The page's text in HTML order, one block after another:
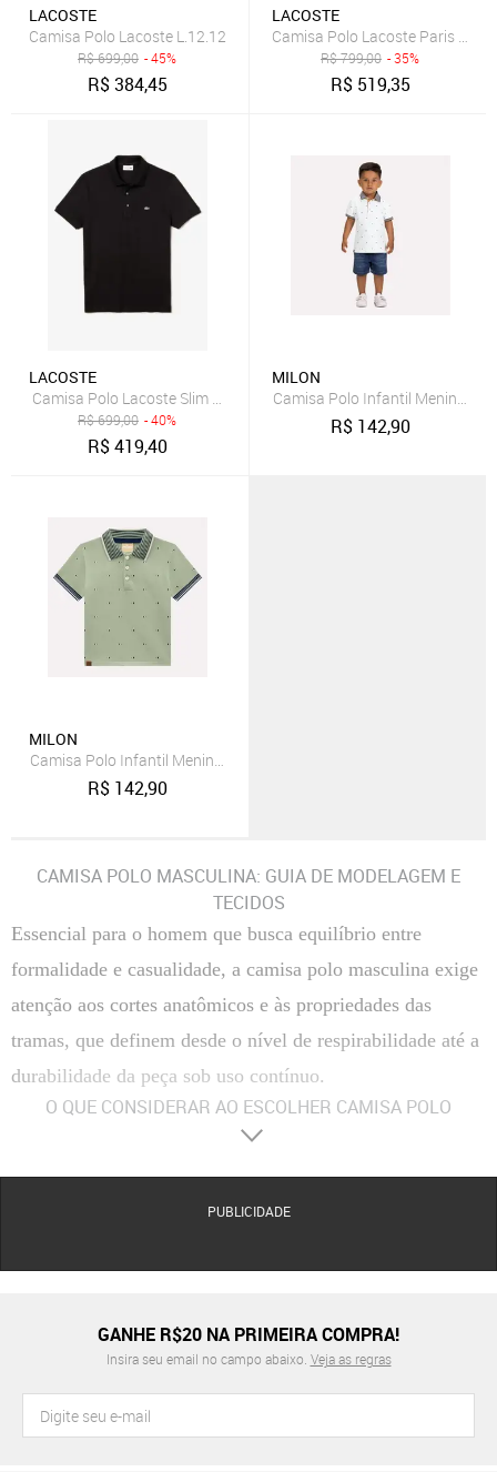
LACOSTE
Camisa Polo Lacoste L.12.12
R$699,00 - 45%
R$384,45
LACOSTE
Camisa Polo Lacoste Paris
R$799,00 - 35%
R$ 519,35
LACOSTE
Camisa Polo Lacoste Slim Fit Masculina em Petit piquet Stretch
R$699,00 - 40%
R$419,40
MILON
Camisa Polo Infantil Menino em
R$ 142,90
MILON
Camisa Polo Infantil Menino em Piquet Milon
R$ 142,90
CAMISA POLO MASCULINA: GUIA DE MODELAGEM E
TECIDOS
Essencial para o homem que busca equilíbrio entre
formalidade e casualidade, a camisa polo masculina exige
atenção aos cortes anatômicos e às propriedades das
tramas, que definem desde o nível de respirabilidade até a
durabilidade da peça sob uso contínuo.
O QUE CONSIDERAR AO ESCOLHER CAMISA POLO
MASCULINA
favorece a ventilação e possui alta resistência ao pilling. Versões em algodão egípcio ou
pima oferecem um brilho natural e toque sedoso superior para ocasiões formais. Já as
ConfortoA ergonomia das mangas e a profundidade da vista (área dos botões) determinam
gramatura do tecido deve ser selecionado conforme a estação: malhas mais leves para o
verão e piquet encorpado para climas amenos.
AcabamentoGolas e punhos com retilínea reforçada evitam o aspecto de "esgarçado" após
sucessivas lavagens, mantendo a estrutura impecável. Costuras internas em overloque com
limpeza de gola garantem que não haja atrito com a nuca, elevando a experiência de uso.
PUBLICIDADE
GANHE R$20 NA PRIMEIRA COMPRA!
Insira seu email no campo abaixo. Veja as regras